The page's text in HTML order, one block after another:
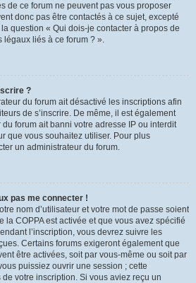
de ce forum ne peuvent pas vous proposer
donc pas être contactés à ce sujet, excepté
question « Qui dois-je contacter à propos de
légaux liés à ce forum ? ».
?
du forum ait désactivé les inscriptions afin
de s’inscrire. De même, il est également
forum ait banni votre adresse IP ou interdit
que vous souhaitez utiliser. Pour plus
un administrateur du forum.
pas me connecter !
nom d’utilisateur et votre mot de passe soient
la COPPA est activée et que vous avez spécifié
l’inscription, vous devrez suivre les
Certains forums exigeront également que
être activées, soit par vous-même ou soit par
puissiez ouvrir une session ; cette
votre inscription. Si vous aviez reçu un